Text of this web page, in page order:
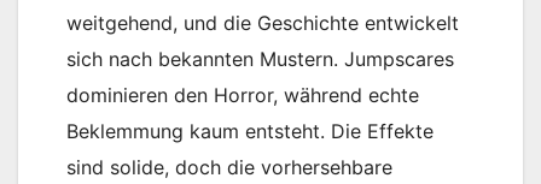
weitgehend, und die Geschichte entwickelt
sich nach bekannten Mustern. Jumpscares
dominieren den Horror, während echte
Beklemmung kaum entsteht. Die Effekte
sind solide, doch die vorhersehbare